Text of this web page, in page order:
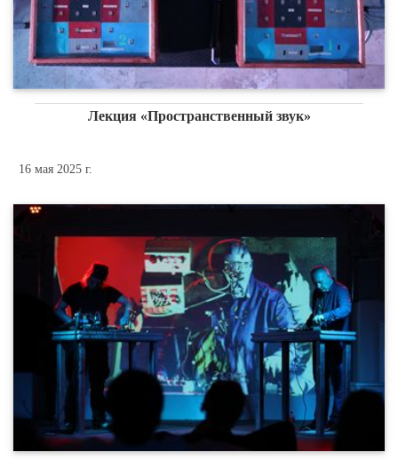
Лекция «Пространственный звук»
16 мая 2025 г.